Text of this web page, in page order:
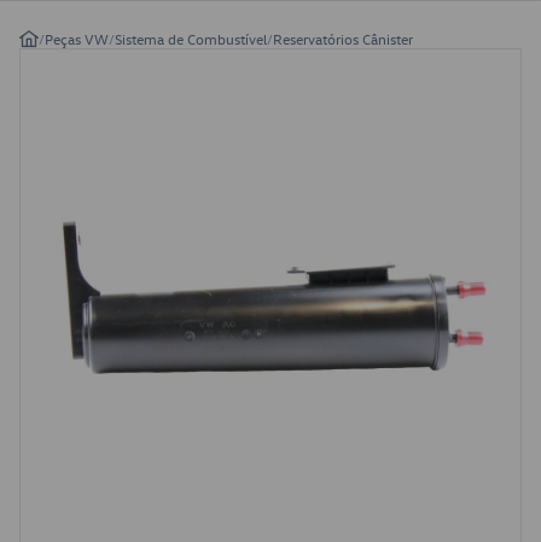
/Peças VW/Sistema de Combustível/Reservatórios Cânister